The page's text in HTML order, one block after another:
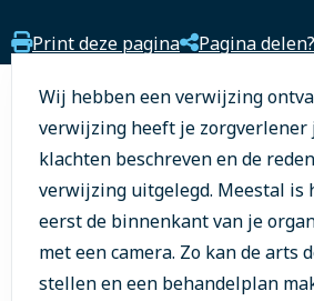
Print deze pagina Pagina delen?
Wij hebben een verwijzing
verwijzing heeft je zorgverlener
klachten beschreven en de
verwijzing uitgelegd. Meestal is
eerst de binnenkant van je
met een camera. Zo kan de arts
stellen en een behandelplan